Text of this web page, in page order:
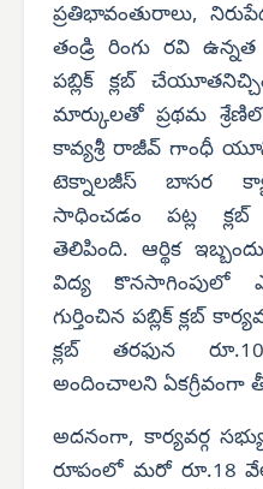
ప్రతిభావంతురాలు,
తండ్రి రింగు రవి
పబ్లిక్ క్లబ్
మార్కులతో ప్రథమ
కావ్యశ్రీ రాజీవ్ గాంధీ
టెక్నాలజీస్ బాసర
సాధించడం పట్ల క్లబ్
తెలిపింది. ఆర్థిక
విద్య కొనసాగింపులో
గుర్తించిన పబ్లిక్ క్లబ్
క్లబ్ తరఫున
అందించాలని ఏకగ్రీవంగా
అదనంగా, కార్యవర్గ
రూపంలో మరో రూ.18